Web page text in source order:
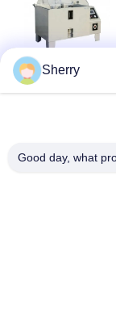
Sherry
Good day, what